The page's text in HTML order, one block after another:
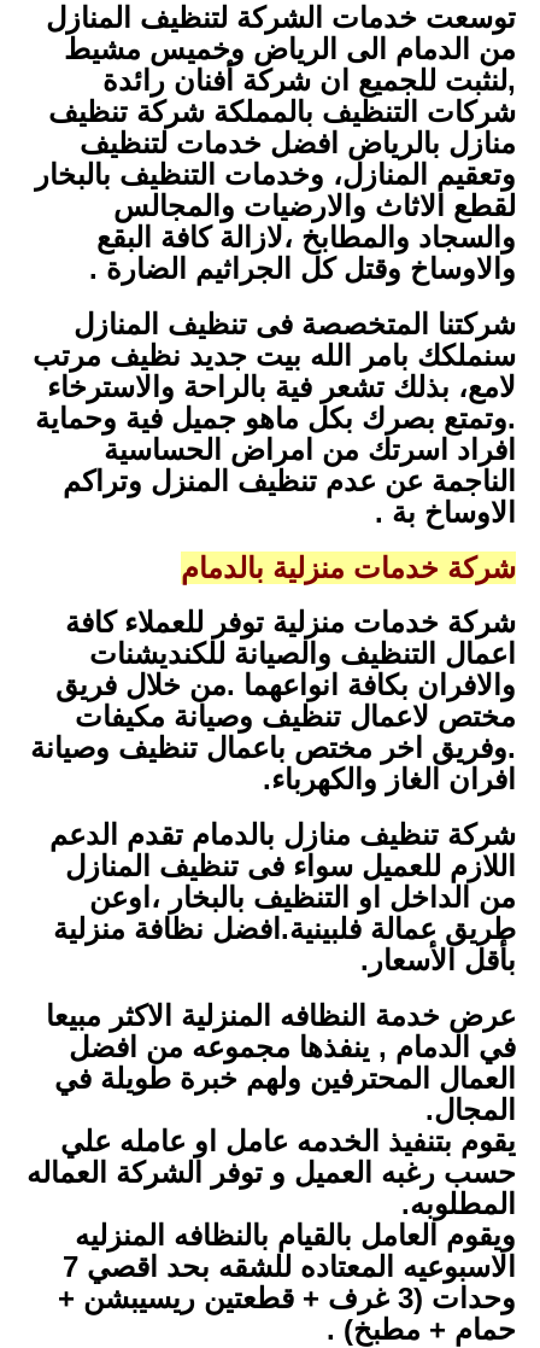
توسعت خدمات الشركة لتنظيف المنازل
من الدمام الى الرياض وخميس مشيط
,لنثبت للجميع ان شركة أفنان رائدة
شركات التنظيف بالمملكة شركة تنظيف
منازل بالرياض افضل خدمات لتنظيف
وتعقيم المنازل، وخدمات التنظيف بالبخار
لقطع الاثاث والارضيات والمجالس
والسجاد والمطابخ ،لازالة كافة البقع
والاوساخ وقتل كل الجراثيم الضارة .
شركتنا المتخصصة فى تنظيف المنازل
سنملكك بامر الله بيت جديد نظيف مرتب
لامع، بذلك تشعر فية بالراحة والاسترخاء
.وتمتع بصرك بكل ماهو جميل فية وحماية
افراد اسرتك من امراض الحساسية
الناجمة عن عدم تنظيف المنزل وتراكم
الاوساخ بة .
شركة خدمات منزلية بالدمام
شركة خدمات منزلية توفر للعملاء كافة
اعمال التنظيف والصيانة للكنديشنات
والافران بكافة انواعهما .من خلال فريق
مختص لاعمال تنظيف وصيانة مكيفات
.وفريق اخر مختص باعمال تنظيف وصيانة
افران الغاز والكهرباء.
شركة تنظيف منازل بالدمام تقدم الدعم
اللازم للعميل سواء فى تنظيف المنازل
من الداخل او التنظيف بالبخار ،اوعن
طريق عمالة فلبينية.افضل نظافة منزلية
بأقل الأسعار.
عرض خدمة النظافه المنزلية الاكثر مبيعا
في الدمام , ينفذها مجموعه من افضل
العمال المحترفين ولهم خبرة طويلة في
المجال.
يقوم بتنفيذ الخدمه عامل او عامله علي
حسب رغبه العميل و توفر الشركة العماله
المطلوبه.
ويقوم العامل بالقيام بالنظافه المنزليه
الاسبوعيه المعتاده للشقه بحد اقصي 7
وحدات (3 غرف + قطعتين ريسيبشن +
حمام + مطبخ) .